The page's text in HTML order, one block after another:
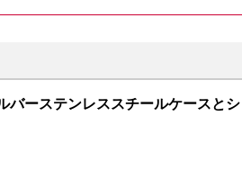
ーステンレススチールケースとシ